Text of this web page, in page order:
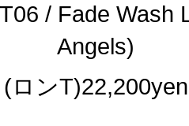
/ Fade Wash
Angels)
(ロンT)22,200yen